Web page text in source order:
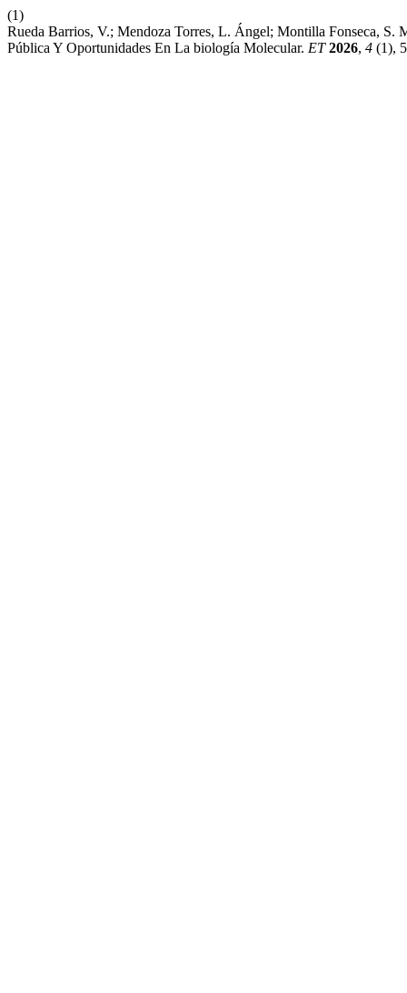
(1)
Rueda Barrios, V.; Mendoza Torres, L. Ángel; Montilla Fonseca,
Pública Y Oportunidades En La biología Molecular. ET 2026, 4 (1),